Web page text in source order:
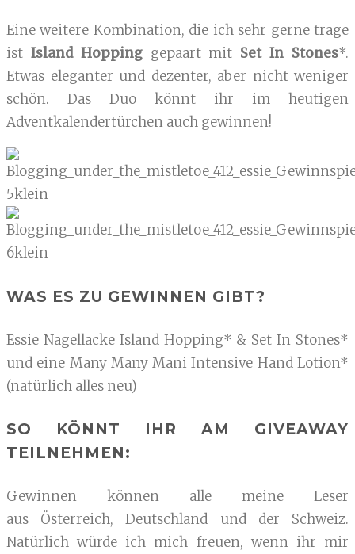
Eine weitere Kombination, die ich sehr gerne trage
ist Island Hoppinggepaart mit Set In Stones*.
Etwas eleganter und dezenter, aber nicht weniger
schön. Das Duo könnt ihr im heutigen
Adventkalendertürchen auch gewinnen!
WAS ES ZU GEWINNEN GIBT?
Essie Nagellacke Island Hopping* & Set In Stones*
und eine Many Many Mani Intensive Hand Lotion*
(natürlich alles neu)
SO KÖNNT IHR AM GIVEAWAY
TEILNEHMEN:
Gewinnen können alle meine Leser
aus Österreich, Deutschland und der Schweiz.
Natürlich würde ich mich freuen, wenn ihr mir